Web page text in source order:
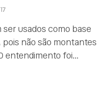
usados como base
não são montantes
entendimento foi
que fez